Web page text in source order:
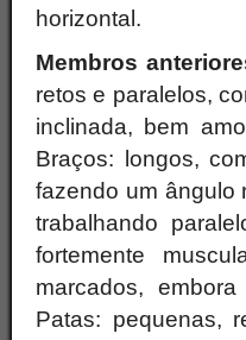
horizontal.
Membros
retos e paralelos,
inclinada, bem
Braços: longos,
fazendo um ângulo
trabalhando
fortemente
marcados,
Patas: pequenas,